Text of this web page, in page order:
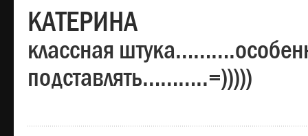
КАТЕРИНА
классная
подставлять………..=)))))